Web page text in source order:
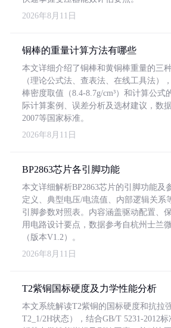
2026年8月11日
铜棒的重量计算方法有哪些
本文详细介绍了铜棒和黄铜棒重量的三
（理论公式法、查表法、在线工具法）
棒密度取值（8.4-8.7g/cm³）和计算公式
际计算案例、误差分析及选材建议，数
2007等国家标准。
2026年8月11日
BP2863芯片各引脚功能
本文详细解析BP2863芯片的引脚功能及
定义、典型电压/电流值、内部逻辑关系
引脚参数对照表。内容涵盖驱动配置、
用电路设计要点，数据参考自杭州士兰
（版本V1.2）。
2026年8月11日
T2紫铜国标硬度及力学性能分析
本文系统解读T2紫铜的国标硬度和抗拉
T2_1/2H状态），结合GB/T 5231-2012